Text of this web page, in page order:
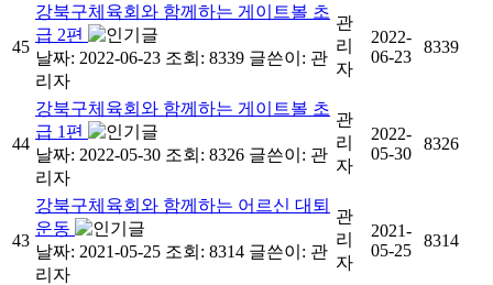
45
강북구체육회와 함께하는 게이트볼 초
급 2편
날짜: 2022-06-23 조회: 8339 글쓴이: 관
리자
관
리
자
2022-
06-23
8339
44
강북구체육회와 함께하는 게이트볼 초
급 1편
날짜: 2022-05-30 조회: 8326 글쓴이: 관
리자
관
리
자
2022-
05-30
8326
43
강북구체육회와 함께하는 어르신 대퇴
운동
날짜: 2021-05-25 조회: 8314 글쓴이: 관
리자
관
리
자
2021-
05-25
8314